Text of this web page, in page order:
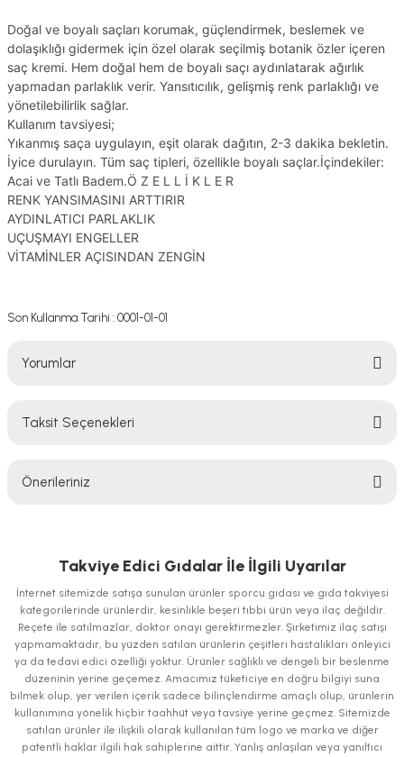
Doğal ve boyalı saçları korumak, güçlendirmek, beslemek ve
dolaşıklığı gidermek için özel olarak seçilmiş botanik özler içeren
saç kremi. Hem doğal hem de boyalı saçı aydınlatarak ağırlık
yapmadan parlaklık verir. Yansıtıcılık, gelişmiş renk parlaklığı ve
yönetilebilirlik sağlar.
Kullanım tavsiyesi;
Yıkanmış saça uygulayın, eşit olarak dağıtın, 2-3 dakika bekletin.
İyice durulayın. Tüm saç tipleri, özellikle boyalı saçlar.İçindekiler:
Acai ve Tatlı Badem.Ö Z E L L İ K L E R
RENK YANSIMASINI ARTTIRIR
AYDINLATICI PARLAKLIK
UÇUŞMAYI ENGELLER
VİTAMİNLER AÇISINDAN ZENGİN
Son Kullanma Tarihi : 0001-01-01
Yorumlar
Taksit Seçenekleri
Önerileriniz
iletebilirsiniz.
Görüş ve önerileriniz için teşekkür ederiz.
Ürün resmi kalitesiz, bozuk veya görüntülenemiyor.
Ürün açıklamasında eksik bilgiler bulunuyor.
Ürün bilgilerinde hatalar bulunuyor.
Ürün fiyatı diğer sitelerden daha pahalı.
Bu ürüne benzer farklı alternatifler olmalı.
Takviye Edici Gıdalar İle İlgili Uyarılar
İnternet sitemizde satışa sunulan ürünler sporcu gıdası ve gıda takviyesi
kategorilerinde ürünlerdir, kesinlikle beşeri tıbbi ürün veya ilaç değildir.
Reçete ile satılmazlar, doktor onayı gerektirmezler. Şirketimiz ilaç satışı
yapmamaktadır, bu yüzden satılan ürünlerin çeşitleri hastalıkları önleyici
ya da tedavi edici özelliği yoktur. Ürünler sağlıklı ve dengeli bir beslenme
düzeninin yerine geçemez. Amacımız tüketiciye en doğru bilgiyi suna
bilmek olup, yer verilen içerik sadece bilinçlendirme amaçlı olup, ürünlerin
kullanımına yönelik hiçbir taahhüt veya tavsiye yerine geçmez. Sitemizde
satılan ürünler ile ilişkili olarak kullanılan tüm logo ve marka ve diğer
patentli haklar ilgili hak sahiplerine aittir. Yanlış anlaşılan veya yanıltıcı